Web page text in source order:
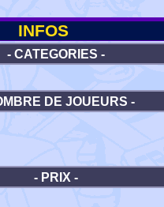
INFOS
- CATEGORIES -
DE JOUEURS -
- PRIX -